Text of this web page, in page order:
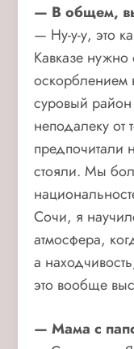
— В общем,
— Ну-у-у, это
Кавказе
оскорблением
суровый
неподалеку
предпочитали
стояли. Мы
Сочи, я
атмосфера,
а
это вообще
— Мама с